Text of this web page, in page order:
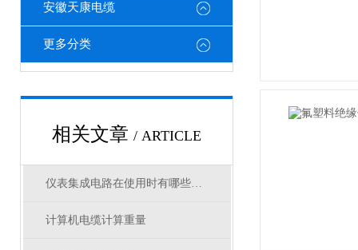
安徽天康电缆
更多分类
相关文章 / ARTICLE
仪表集成电路在使用时有哪些注意事项
计算机电缆计算重量